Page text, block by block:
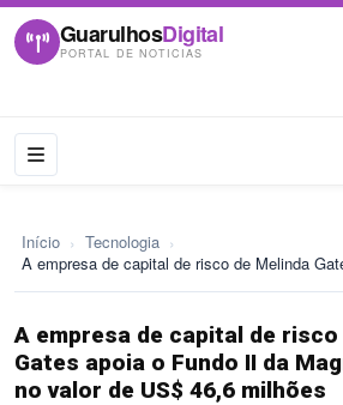
GuarulhosDigital
PORTAL DE NOTICIAS
Início › Tecnologia ›
A empresa de capital de risco de Melinda
A empresa de capital de
Gates apoia o Fundo II da
no valor de US$ 46,6 milhões